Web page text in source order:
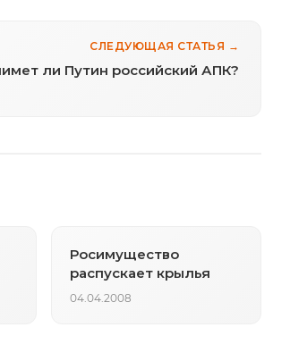
СЛЕДУЮЩАЯ СТАТЬЯ →
ли Путин российский АПК?
Росимущество
распускает крылья
04.04.2008